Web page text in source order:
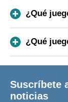
¿Qué
¿Qué
Suscríbete
noticias